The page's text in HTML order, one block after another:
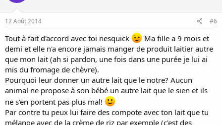
12 Août 2014 #6
Tout à fait d'accord avec toi nesquick
Ma fille a 9 mois et
demi et elle n'a encore jamais manger de produit laitier autre
que mon lait (ah si pardon, une fois dans une purée je lui ai
mis du fromage de chèvre).
Pourquoi leur donner un autre lait que le notre? Aucun
animal ne propose à son bébé un autre lait que le sien et ils
ne s'en portent pas plus mal!
Par contre tu peux lui faire des compote avec ton lait que tu
mélange avec de la crème de riz par exemple (c'est des